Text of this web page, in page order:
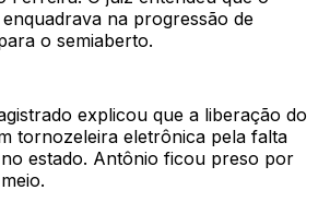
na progressão de
o semiaberto.
explicou que a liberação do
tornozeleira eletrônica pela falta
estado. Antônio ficou preso por